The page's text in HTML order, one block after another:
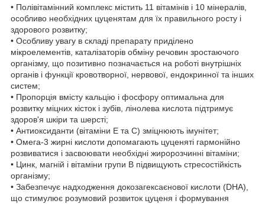
• Полівітамінний комплекс містить 11 вітамінів і 10 мінералів,
особливо необхідних цуценятам для їх правильного росту і
здорового розвитку;
• Особливу увагу в складі препарату приділено
мікроелементів, каталізаторів обміну речовин зростаючого
організму, що позитивно позначається на роботі внутрішніх
органів і функції кровотворної, нервової, ендокринної та інших
систем;
• Пропорція вмісту кальцію і фосфору оптимальна для
розвитку міцних кісток і зубів, лінолева кислота підтримує
здоров'я шкіри та шерсті;
• Антиоксиданти (вітаміни Е та С) зміцнюють імунітет;
• Омега-3 жирні кислоти допомагають цуценяті гармонійно
розвиватися і засвоювати необхідні жиророзчинні вітаміни;
• Цинк, магній і вітаміни групи В підвищують стресостійкість
організму;
• Забезпечує надходження докозагексаєнової кислоти (DHA),
що стимулює розумовий розвиток цуценя і формування